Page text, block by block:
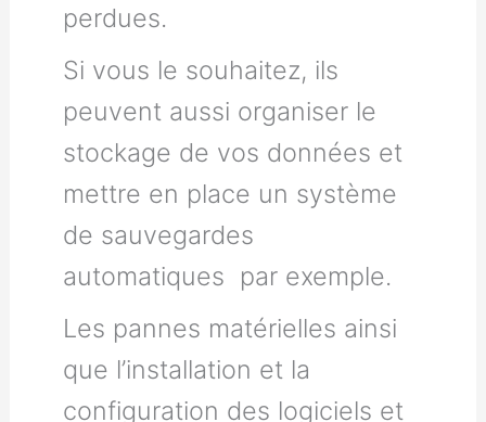
perdues.
Si vous le souhaitez, ils
peuvent aussi organiser le
stockage de vos données et
mettre en place un système
de sauvegardes
automatiques par exemple.
Les pannes matérielles ainsi
que l’installation et la
configuration des logiciels et